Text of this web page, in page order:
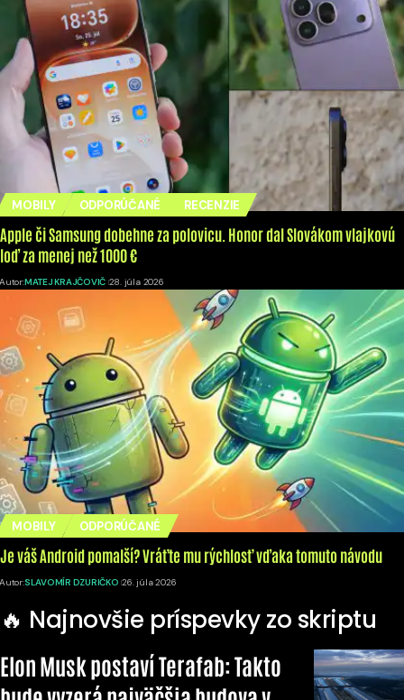
MOBILY ODPORÚČANÉ RECENZIE
Apple či Samsung dobehne za polovicu. Honor dal Slovákom vlajkovú
loď za menej než 1000 €
Autor:MATEJ KRAJČOVIČ 28. júla 2026
MOBILY ODPORÚČANÉ
Je váš Android pomalší? Vráťte mu rýchlosť vďaka tomuto návodu
Autor:SLAVOMÍR DZURIČKO 26. júla 2026
🔥 Najnovšie príspevky zo skriptu
Elon Musk postaví Terafab: Takto